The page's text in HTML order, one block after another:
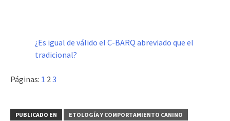
¿Es igual de válido el C-BARQ abreviado que el
tradicional?
Páginas: 1 23
PUBLICADO EN
ETOLOGÍA Y COMPORTAMIENTO CANINO